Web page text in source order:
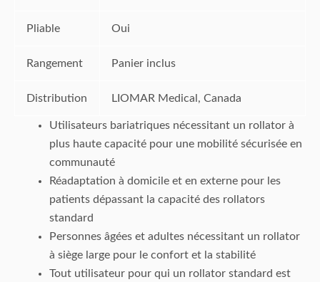
Pliable Oui
Rangement Panier inclus
Distribution LIOMAR Medical, Canada
Utilisateurs bariatriques nécessitant un rollator à
plus haute capacité pour une mobilité sécurisée en
communauté
Réadaptation à domicile et en externe pour les
patients dépassant la capacité des rollators
standard
Personnes âgées et adultes nécessitant un rollator
à siège large pour le confort et la stabilité
Tout utilisateur pour qui un rollator standard est